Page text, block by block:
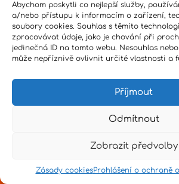
Abychom poskytli co nejlepší služby,
a/nebo přístupu k informacím o zařízení,
soubory cookies. Souhlas s těmito
zpracovávat údaje, jako je chování při
jedinečná ID na tomto webu. Nesouhlas
může nepříznivě ovlivnit určité vlastnosti a
Příjmout
Odmítnout
Zobrazit předvolby
Zásady cookiesProhlášení o ochraně